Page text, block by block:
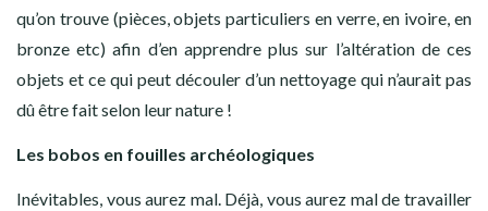
qu’on trouve (pièces, objets particuliers en verre, en ivoire, en
bronze etc) afin d’en apprendre plus sur l’altération de ces
objets et ce qui peut découler d’un nettoyage qui n’aurait pas
dû être fait selon leur nature !
Les bobos en fouilles archéologiques
Inévitables, vous aurez mal. Déjà, vous aurez mal de travailler